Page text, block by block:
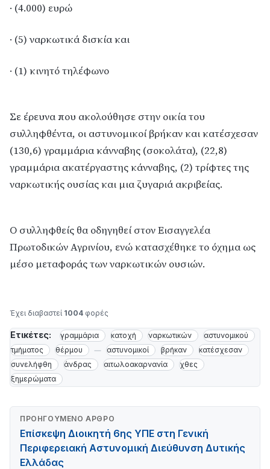
· (4.000) ευρώ
· (5) ναρκωτικά δισκία και
· (1) κινητό τηλέφωνο
Σε έρευνα που ακολούθησε στην οικία του
συλληφθέντα, οι αστυνομικοί βρήκαν και κατέσχεσαν
(130,6) γραμμάρια κάνναβης (σοκολάτα), (22,8)
γραμμάρια ακατέργαστης κάνναβης, (2) τρίφτες της
ναρκωτικής ουσίας και μια ζυγαριά ακριβείας.
Ο συλληφθείς θα οδηγηθεί στον Εισαγγελέα
Πρωτοδικών Αγρινίου, ενώ κατασχέθηκε το όχημα ως
μέσο μεταφοράς των ναρκωτικών ουσιών.
Έχει διαβαστεί 1004 φορές
Ετικέτες: γραμμάρια κατοχή ναρκωτικών
αστυνομικού
τμήματος
θέρμου αστυνομικοί βρήκαν
κατέσχεσαν
συνελήφθη
άνδρας αιτωλοακαρνανία
χθες
ξημερώματα
ΠΡΟΗΓΟΎΜΕΝΟ ΆΡΘΡΟ
Επίσκεψη Διοικητή 6ης ΥΠΕ στη Γενική
Περιφερειακή Αστυνομική Διεύθυνση Δυτικής
Ελλάδας